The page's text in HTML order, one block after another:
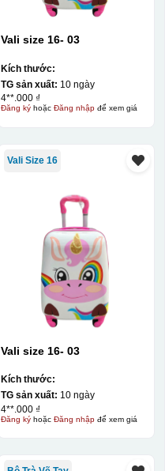
Vali size 16- 03
Kích thước:
TG sản xuất: 10 ngày
4**.000 ₫
Đăng kýhoặc Đăng nhậpđể xem giá
Vali Size 16
Vali size 16- 03
Kích thước:
TG sản xuất: 10 ngày
4**.000 ₫
Đăng kýhoặc Đăng nhậpđể xem giá